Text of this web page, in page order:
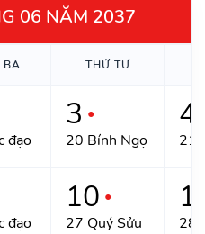
06 NĂM 2037
BA THỨ TƯ
đạo
3 ●
20 Bính Ngọ
4
21
đạo
10 ●
27 Quý Sửu 28